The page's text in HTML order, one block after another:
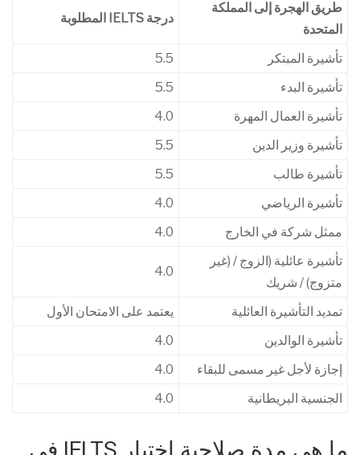
طريق الهجرة إلى المملكة
المتحدة
درجة IELTS المطلوبة
تأشيرة المبتكر
5.5
تأشيرة البدء
5.5
تأشيرة العمال المهرة
4.0
تأشيرة وزير الدين
5.5
تأشيرة طالب
5.5
تأشيرة الرياضي
4.0
ممثل شركة في الخارج
4.0
تأشيرة عائلية (الزوج / (غير
متزوج) / شريك
4.0
تمديد التأشيرة العائلية
يعتمد على الامتحان الأول
تأشيرة الوالدين
4.0
إجازة لأجل غير مسمى للبقاء
4.0
الجنسية البريطانية
4.0